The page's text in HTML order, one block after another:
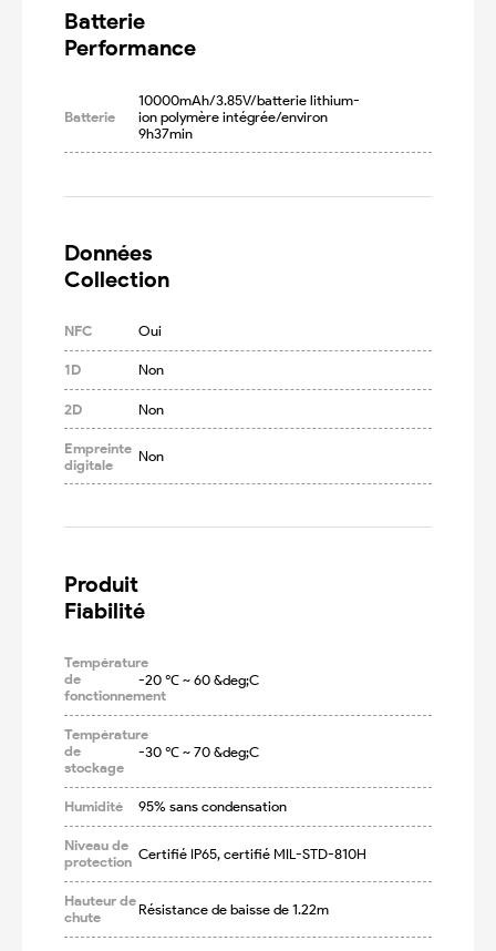
Batterie
Performance
Batterie
10000mAh/3.85V/batterie lithium-
ion polymère intégrée/environ
9h37min
Données
Collection
NFC Oui
1D Non
2D Non
Empreinte
digitale
Non
Produit
Fiabilité
Température
de
fonctionnement
-20 ℃ ~ 60 &deg;C
Température
de
stockage
-30 ℃ ~ 70 &deg;C
Humidité 95% sans condensation
Niveau de
protection Certifié IP65, certifié MIL-STD-810H
Hauteur de
chute
Résistance de baisse de 1.22m